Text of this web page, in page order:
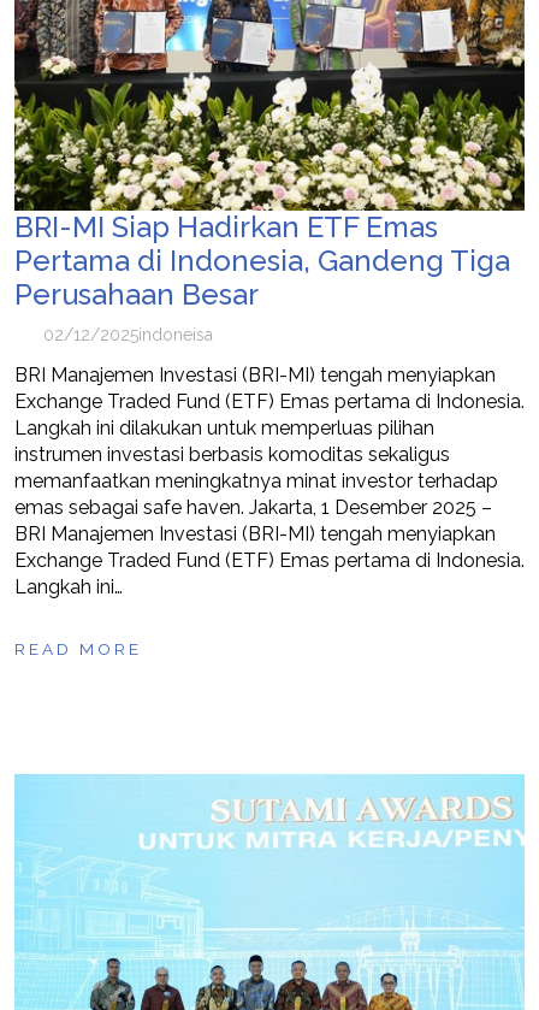
BRI-MI Siap Hadirkan ETF Emas
Pertama di Indonesia, Gandeng Tiga
Perusahaan Besar
02/12/2025indoneisa
BRI Manajemen Investasi (BRI-MI) tengah menyiapkan
Exchange Traded Fund (ETF) Emas pertama di Indonesia.
Langkah ini dilakukan untuk memperluas pilihan
instrumen investasi berbasis komoditas sekaligus
memanfaatkan meningkatnya minat investor terhadap
emas sebagai safe haven. Jakarta, 1 Desember 2025 –
BRI Manajemen Investasi (BRI-MI) tengah menyiapkan
Exchange Traded Fund (ETF) Emas pertama di Indonesia.
Langkah ini…
READ MORE